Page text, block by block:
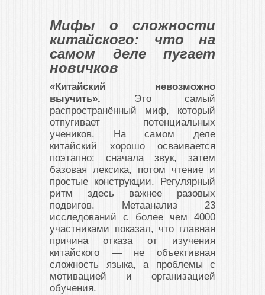
Мифы о сложности
китайского: что на
самом деле пугает
новичков
«Китайский невозможно
выучить». Это самый
распространённый миф, который
отпугивает потенциальных
учеников. На самом деле
китайский хорошо осваивается
поэтапно: сначала звук, затем
базовая лексика, потом чтение и
простые конструкции. Регулярный
ритм здесь важнее разовых
подвигов. Метаанализ 23
исследований с более чем 4000
участниками показал, что главная
причина отказа от изучения
китайского — не объективная
сложность языка, а проблемы с
мотивацией и организацией
обучения.